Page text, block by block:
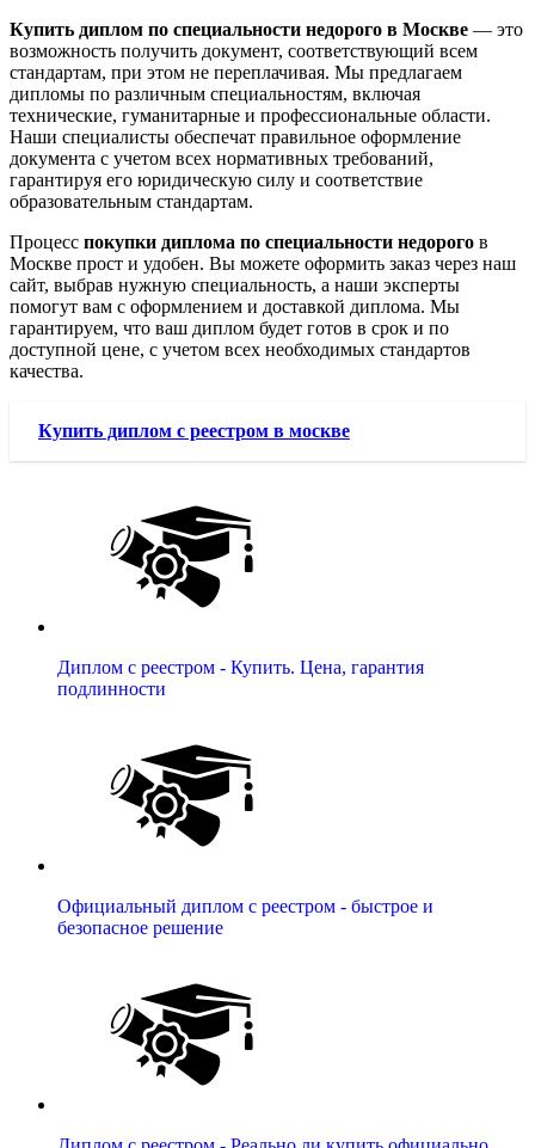
Купить диплом по специальности недорого в Москве — это
возможность получить документ, соответствующий всем
стандартам, при этом не переплачивая. Мы предлагаем
дипломы по различным специальностям, включая
технические, гуманитарные и профессиональные области.
Наши специалисты обеспечат правильное оформление
документа с учетом всех нормативных требований,
гарантируя его юридическую силу и соответствие
образовательным стандартам.
Процесс покупки диплома по специальности недорого в
Москве прост и удобен. Вы можете оформить заказ через наш
сайт, выбрав нужную специальность, а наши эксперты
помогут вам с оформлением и доставкой диплома. Мы
гарантируем, что ваш диплом будет готов в срок и по
доступной цене, с учетом всех необходимых стандартов
качества.
Купить диплом с реестром в москве
Диплом с реестром - Купить. Цена, гарантия
подлинности
Официальный диплом с реестром - быстрое и
безопасное решение